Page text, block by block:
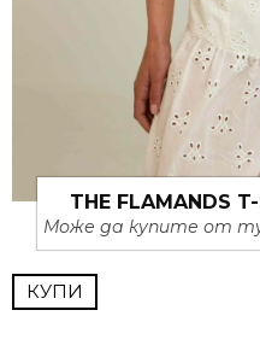
THE FLAMANDS
Може да купите от
КУПИ